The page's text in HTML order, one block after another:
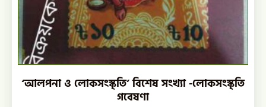
‘আলপনা ও লোকসংস্কৃতি’ বিশেষ সংখ্যা -লোকসংস্কৃতি
গবেষণা